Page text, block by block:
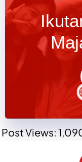
Post Views: